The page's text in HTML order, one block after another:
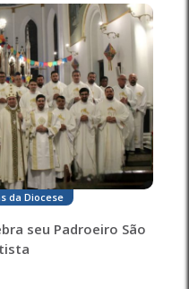
da Diocese
seu Padroeiro São